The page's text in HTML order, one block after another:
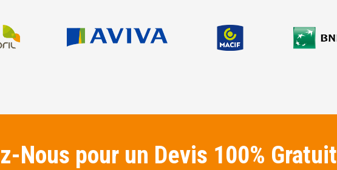
Nous pour un Devis 100% Gratuit